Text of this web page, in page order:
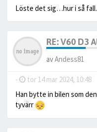
Löste det sig…hur i så
RE: V60 D3
avAndess81
- tor 14 mar 2024, 10:48
Han bytte in bilen som
tyvärr